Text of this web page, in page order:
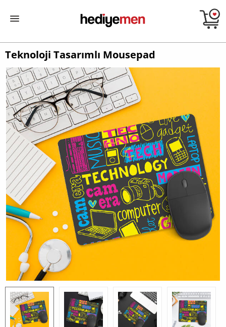
Teknoloji Tasarımlı Mousepad